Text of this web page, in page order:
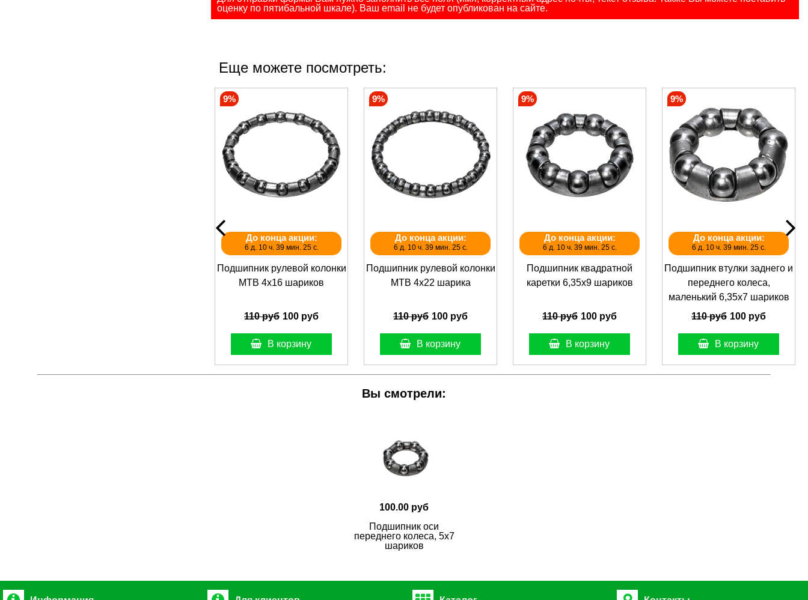
оценку по пятибальной шкале). Ваш email не будет опубликован на сайте.
Еще можете посмотреть:
9%
До конца акции:
6 д. 10 ч. 39 мин. 25 с.
Подшипник рулевой колонки
МТВ 4х16 шариков
110 руб 100 руб
В корзину
9%
До конца акции:
6 д. 10 ч. 39 мин. 25 с.
Подшипник рулевой колонки
МТВ 4х22 шарика
110 руб 100 руб
В корзину
9%
До конца акции:
6 д. 10 ч. 39 мин. 25 с.
Подшипник квадратной
каретки 6,35х9 шариков
110 руб 100 руб
В корзину
9%
До конца акции:
6 д. 10 ч. 39 мин. 25 с.
Подшипник втулки заднего и
переднего колеса,
маленький 6,35x7 шариков
110 руб 100 руб
В корзину
Вы смотрели:
100.00 руб
Подшипник оси
переднего колеса, 5x7
шариков